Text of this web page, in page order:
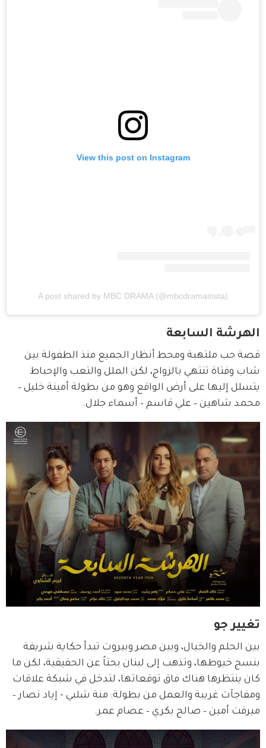
View this post on Instagram
A post shared by MBC DRAMA (@mbcdramainsta)
الهرشة السابعة
قصة حب ملتهبة ومحط أنظار الجميع منذ الطفولة بين
شاب وفتاة تنتهي بالزواج، لكن الملل والتعب والإحباط
يتسلل إليها على أرض الواقع وهو من بطولة أمينة خليل –
محمد شاهين – علي قاسم – أسماء جلال.
تغيير جو
بين الحلم والخيال، وبين مصر وبيروت تبدأ حكاية شريفة
بنسج خيوطها، وتذهب إلى لبنان بحثاً عن الحقيقية، لكن ما
كان ينتظرها هناك فاق توقعاتها، لتدخل في شبكة علاقات
ومفاجآت غريبة والعمل من بطولة: منة شلبي - إياد نصار –
ميرفت أمين – صالح بكري – عصام عمر.